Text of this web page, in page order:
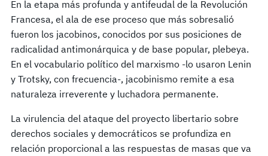
En la etapa más profunda y antifeudal de la Revolución
Francesa, el ala de ese proceso que más sobresalió
fueron los jacobinos, conocidos por sus posiciones de
radicalidad antimonárquica y de base popular, plebeya.
En el vocabulario político del marxismo -lo usaron Lenin
y Trotsky, con frecuencia-, jacobinismo remite a esa
naturaleza irreverente y luchadora permanente.
La virulencia del ataque del proyecto libertario sobre
derechos sociales y democráticos se profundiza en
relación proporcional a las respuestas de masas que va